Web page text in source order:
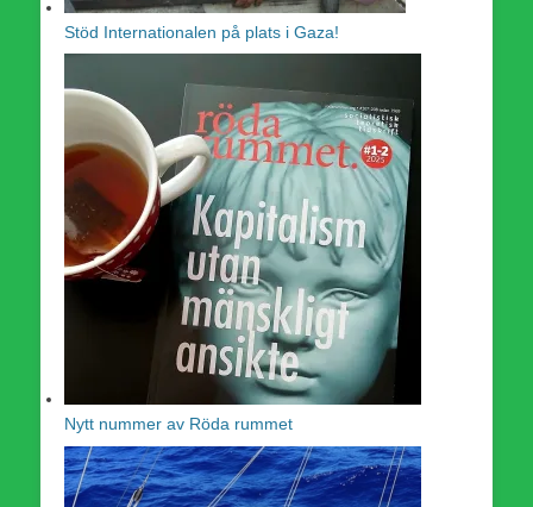
Stöd Internationalen på plats i Gaza!
Nytt nummer av Röda rummet